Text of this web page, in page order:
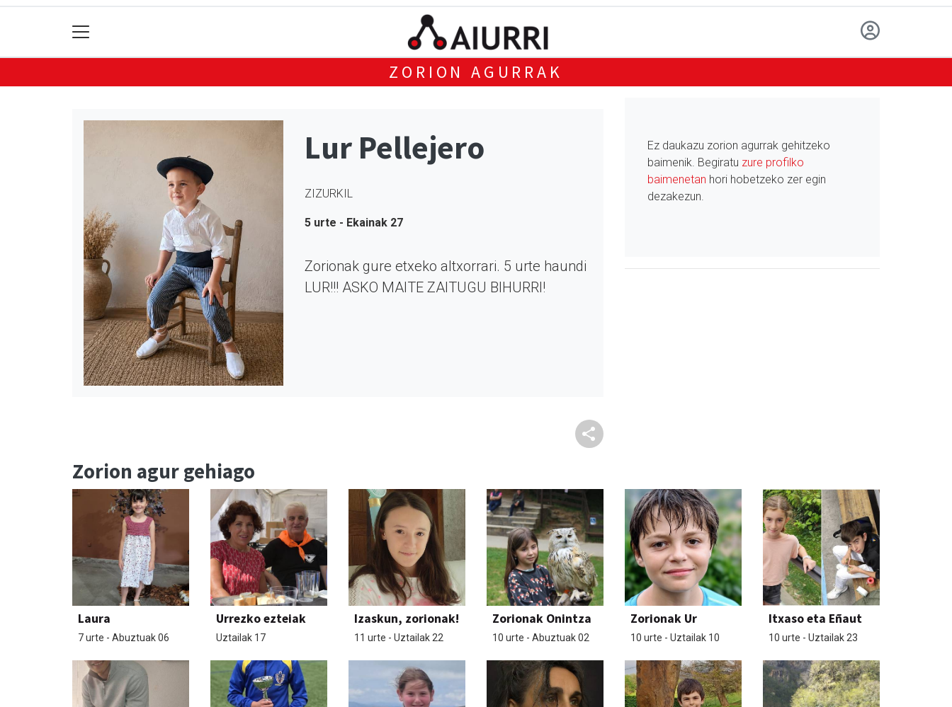
ZORION AGURRAK
Lur Pellejero
ZIZURKIL
5 urte - Ekainak 27
Zorionak gure etxeko altxorrari. 5 urte haundi
LUR!!! ASKO MAITE ZAITUGU BIHURRI!
Ez daukazu zorion agurrak gehitzeko
baimenik. Begiratu zure profilko
baimenetan hori hobetzeko zer egin
dezakezun.
Zorion agur gehiago
Laura
7 urte - Abuztuak 06
Urrezko ezteiak
Uztailak 17
Izaskun, zorionak!
11 urte - Uztailak 22
Zorionak Onintza
10 urte - Abuztuak 02
Zorionak Ur
10 urte - Uztailak 10
Itxaso eta Eñaut
10 urte - Uztailak 23